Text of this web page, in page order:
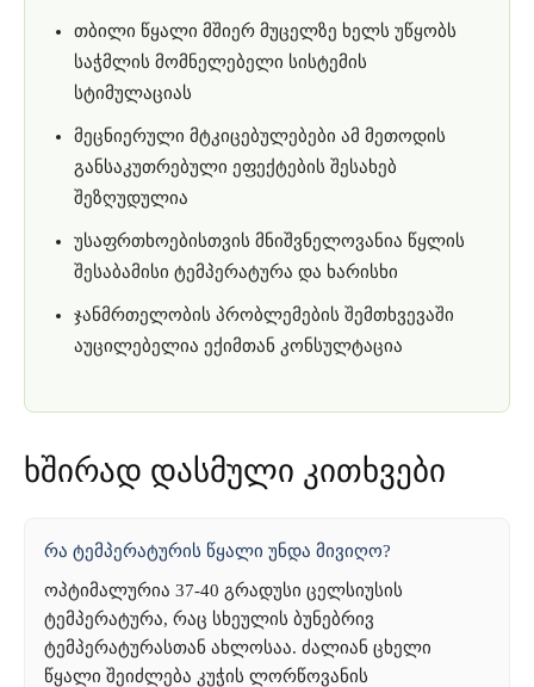
თბილი წყალი მშიერ მუცელზე ხელს უწყობს
საჭმლის მომნელებელი სისტემის
სტიმულაციას
მეცნიერული მტკიცებულებები ამ მეთოდის
განსაკუთრებული ეფექტების შესახებ
შეზღუდულია
უსაფრთხოებისთვის მნიშვნელოვანია წყლის
შესაბამისი ტემპერატურა და ხარისხი
ჯანმრთელობის პრობლემების შემთხვევაში
აუცილებელია ექიმთან კონსულტაცია
ხშირად დასმული კითხვები
რა ტემპერატურის წყალი უნდა მივიღო?
ოპტიმალურია 37-40 გრადუსი ცელსიუსის
ტემპერატურა, რაც სხეულის ბუნებრივ
ტემპერატურასთან ახლოსაა. ძალიან ცხელი
წყალი შეიძლება კუჭის ლორწოვანის